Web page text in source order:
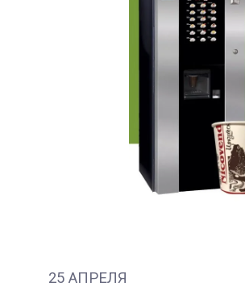
25 АПРЕЛЯ